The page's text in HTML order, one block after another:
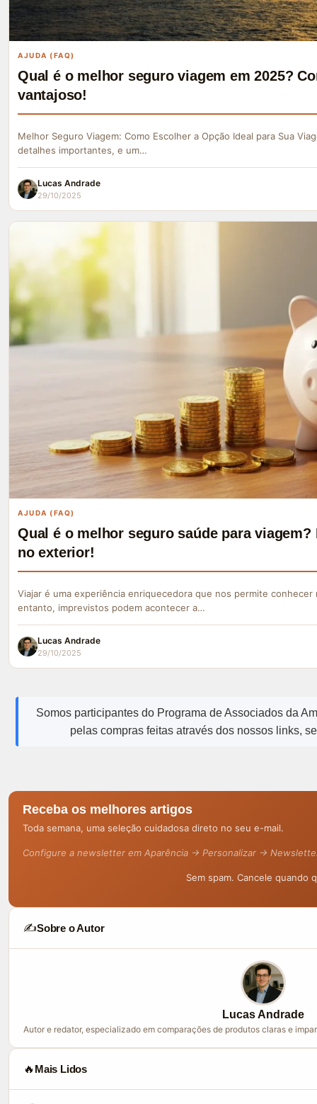
AJUDA (FAQ)
Qual é o melhor seguro viagem em 2025?
vantajoso!
Melhor Seguro Viagem: Como Escolher a Opção Ideal para Sua
detalhes importantes, e um…
Lucas Andrade
29/10/2025
AJUDA (FAQ)
Qual é o melhor seguro saúde para
no exterior!
Viajar é uma experiência enriquecedora que nos permite
entanto, imprevistos podem acontecer a…
Lucas Andrade
29/10/2025
Somos participantes do Programa de Associados da
pelas compras feitas através dos nossos links,
Receba os melhores artigos
Toda semana, uma seleção cuidadosa direto no seu e-mail.
Configure a newsletter em Aparência → Personalizar →
Sem spam. Cancele quando
✍️Sobre o Autor
Lucas Andrade
Autor e redator, especializado em comparações de produtos claras e
🔥 Mais Lidos